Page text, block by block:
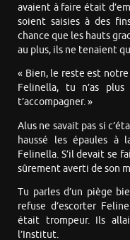
avaient à faire était
soient saisies à des
chance que les hauts
au plus, ils ne tenaient
« Bien, le reste est
Felinella, tu n’as
t’accompagner. »
Alus ne savait pas si
haussé les épaules à
Felinella. S’il devait se
sûrement averti de son
Tu parles d’un piège
refuse d’escorter
était trompeur. Ils
l’Institut.